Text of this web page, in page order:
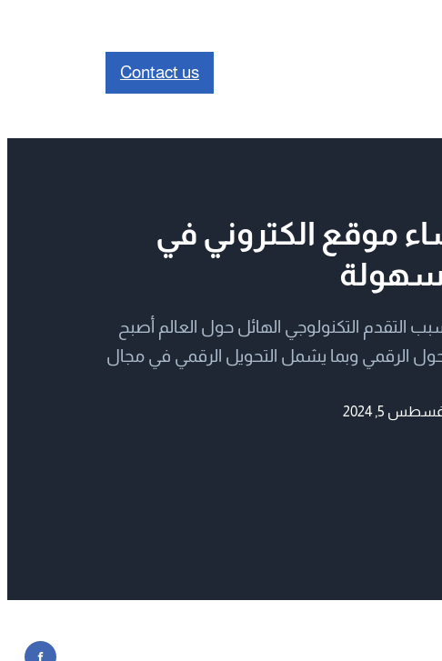
Contact us
موقع الكتروني في
سهولة
التقدم التكنولوجي الهائل حول العالم أصبح
الرقمي وبما يشمل التحويل الرقمي في مجال
مبنية على التكنولوجيا ( مشاريع تقليدية ), حيث
قناة تسويقية عبر الشبكة العنكبوتية تلبي5, 2024